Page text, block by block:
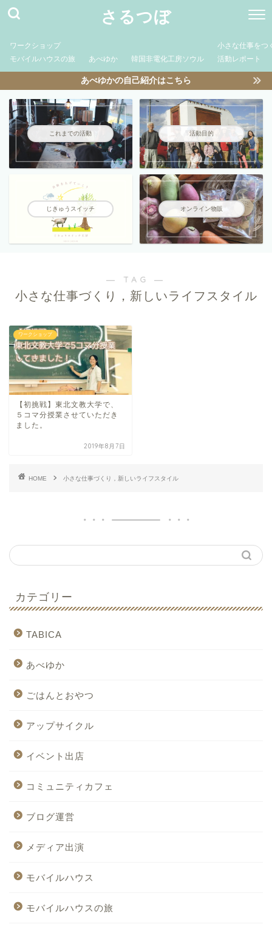
さるつぼ
ワークショップ
モバイルハウスの旅
あべゆか 韓国非電化工房ソウル
小さな仕事をつ
活動レポート
あべゆかの自己紹介はこちら
これまでの活動 活動目的
じきゅうスイッチ オンライン物販
― TAG ―
小さな仕事づくり，新しいライフスタイル
ワークショップ
【初挑戦】東北文教大学で、
５コマ分授業させていただき
ました。
2019年8月7日
HOME 小さな仕事づくり，新しいライフスタイル
カテゴリー
TABICA
あべゆか
ごはんとおやつ
アップサイクル
イベント出店
コミュニティカフェ
ブログ運営
メディア出演
モバイルハウス
モバイルハウスの旅